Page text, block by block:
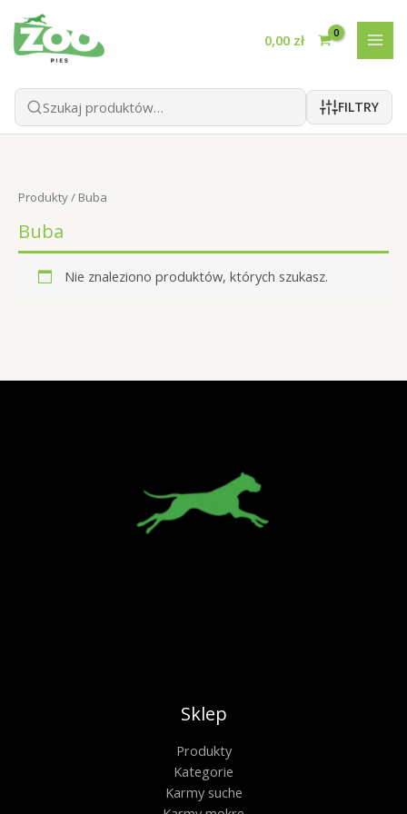
Przejdź
do
treści
0,00 zł
FILTRY
Produkty/ Buba
Buba
Nie znaleziono produktów, których szukasz.
Sklep
Produkty
Kategorie
Karmy suche